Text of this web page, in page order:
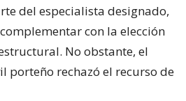
del especialista designado,
con la elección
No obstante, el
porteño rechazó el recurso de